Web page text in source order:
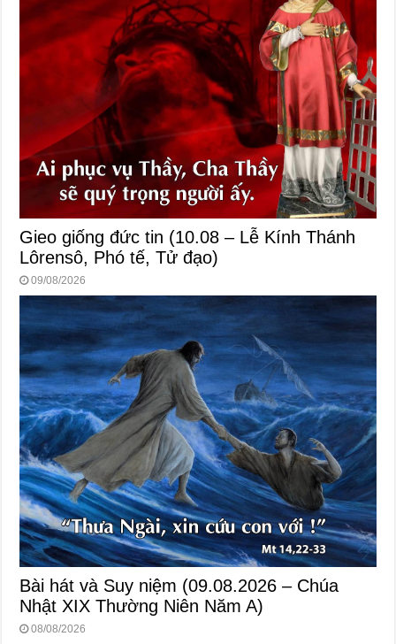
Gieo giống đức tin (10.08 – Lễ Kính Thánh
Lôrensô, Phó tế, Tử đạo)
09/08/2026
Bài hát và Suy niệm (09.08.2026 – Chúa
Nhật XIX Thường Niên Năm A)
08/08/2026